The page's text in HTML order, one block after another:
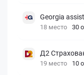
Georgia
18 место 30
Д2
19 место 10